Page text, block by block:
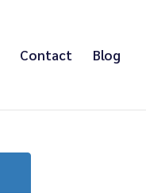
Contact Blog